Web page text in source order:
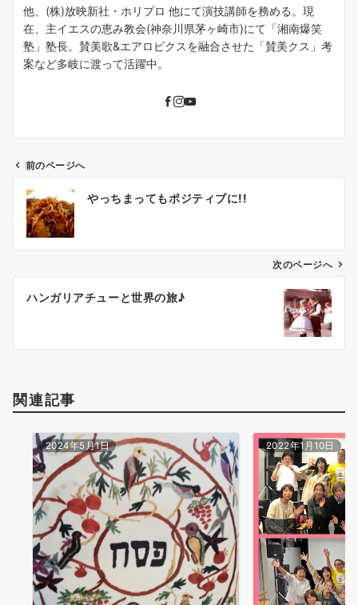
他、(株)放映新社・ホリプロ 他にて演技講師を務める。現
在、主イエスの恵み教会(神奈川県茅ヶ崎市)にて「湘南爆笑
塾」塾長。賛美歌&エアロビクスを融合させた「賛美クス」考
案など多岐に渡って活躍中。
ビ
ン
前のページへ
やっちまってもポジティブに!!
次のページへ
ハンガリアチューと世界の旅♪
関連記事
2024年5月1日 2022年1月10日